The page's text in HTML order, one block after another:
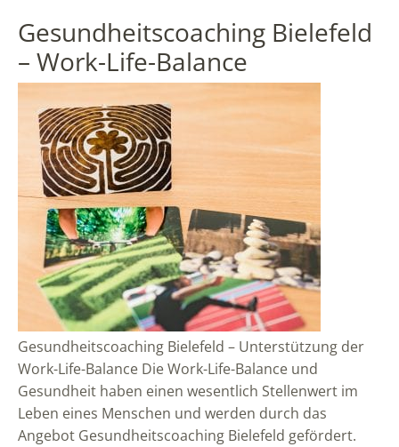
Gesundheitscoaching Bielefeld
– Work-Life-Balance
Gesundheitscoaching Bielefeld – Unterstützung der
Work-Life-Balance Die Work-Life-Balance und
Gesundheit haben einen wesentlich Stellenwert im
Leben eines Menschen und werden durch das
Angebot Gesundheitscoaching Bielefeld gefördert.